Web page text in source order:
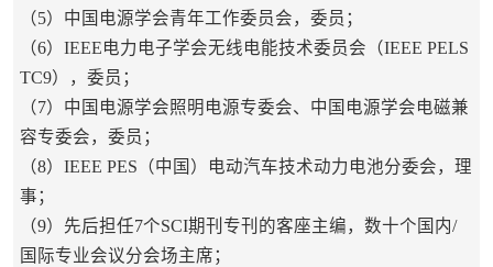
（5）中国电源学会青年工作委员会，委员；
（6）IEEE电力电子学会无线电能技术委员会（IEEE PELS
TC9），委员；
（7）中国电源学会照明电源专委会、中国电源学会电磁兼
容专委会，委员；
（8）IEEE PES（中国）电动汽车技术动力电池分委会，理
事；
（9）先后担任7个SCI期刊专刊的客座主编，数十个国内/
国际专业会议分会场主席；